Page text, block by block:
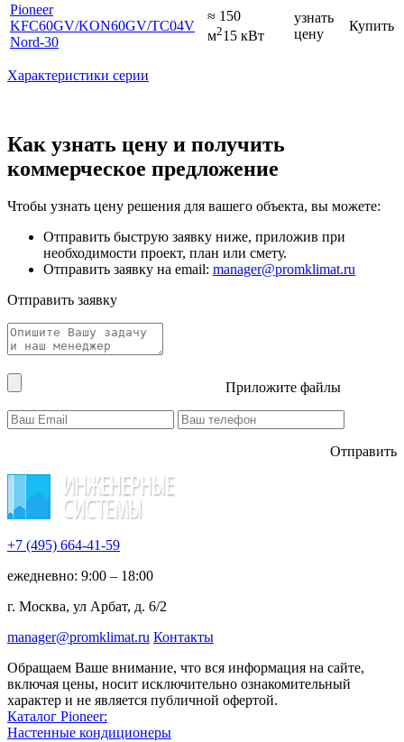
Pioneer
KFC60GV/KON60GV/TC04V
Nord-30
≈ 150
м215 кВт
узнать
цену
Купить
Характеристики серии
Как узнать цену и получить
коммерческое предложение
Чтобы узнать цену решения для вашего объекта, вы можете:
Отправить быструю заявку ниже, приложив при
необходимости проект, план или смету.
Отправить заявку на email: manager@promklimat.ru
Отправить заявку
Приложите файлы
Отправить
+7 (495) 664-41-59
ежедневно: 9:00 – 18:00
г. Москва, ул Арбат, д. 6/2
manager@promklimat.ru Контакты
Обращаем Ваше внимание, что вся информация на сайте,
включая цены, носит исключительно ознакомительный
характер и не является публичной офертой.
Каталог Pioneer:
Настенные кондиционеры